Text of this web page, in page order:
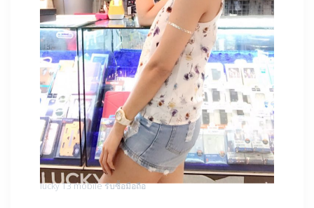
lucky 13 mobile รับซื้อมือถือ